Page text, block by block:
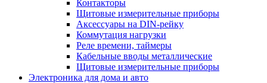
Контакторы
Щитовые измерительные приборы
Аксессуары на DIN-рейку
Коммутация нагрузки
Реле времени, таймеры
Кабельные вводы металлические
Щитовые измерительные приборы
Электроника для дома и авто